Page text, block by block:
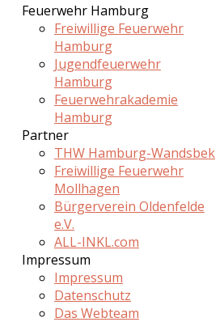
Feuerwehr Hamburg
Freiwillige Feuerwehr
Hamburg
Jugendfeuerwehr
Hamburg
Feuerwehrakademie
Hamburg
Partner
THW Hamburg-Wandsbek
Freiwillige Feuerwehr
Mollhagen
Bürgerverein Oldenfelde
e.V.
ALL-INKL.com
Impressum
Impressum
Datenschutz
Das Webteam